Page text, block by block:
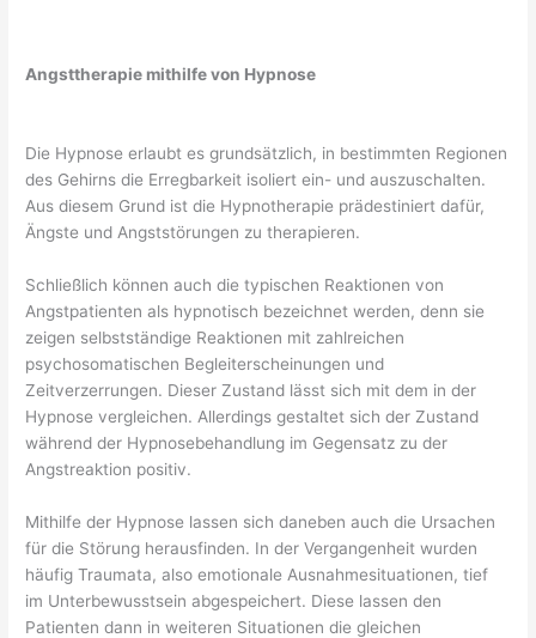
Angsttherapie mithilfe von Hypnose
Die Hypnose erlaubt es grundsätzlich, in bestimmten Regionen
des Gehirns die Erregbarkeit isoliert ein- und auszuschalten.
Aus diesem Grund ist die Hypnotherapie prädestiniert dafür,
Ängste und Angststörungen zu therapieren.
Schließlich können auch die typischen Reaktionen von
Angstpatienten als hypnotisch bezeichnet werden, denn sie
zeigen selbstständige Reaktionen mit zahlreichen
psychosomatischen Begleiterscheinungen und
Zeitverzerrungen. Dieser Zustand lässt sich mit dem in der
Hypnose vergleichen. Allerdings gestaltet sich der Zustand
während der Hypnosebehandlung im Gegensatz zu der
Angstreaktion positiv.
Mithilfe der Hypnose lassen sich daneben auch die Ursachen
für die Störung herausfinden. In der Vergangenheit wurden
häufig Traumata, also emotionale Ausnahmesituationen, tief
im Unterbewusstsein abgespeichert. Diese lassen den
Patienten dann in weiteren Situationen die gleichen